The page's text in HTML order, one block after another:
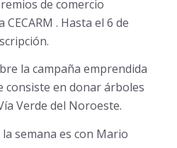
de comercio
. Hasta el 6 de
la campaña emprendida
consiste en donar árboles
Verde del Noroeste.
semana es con Mario